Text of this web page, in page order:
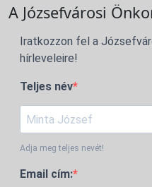
A Józsefvárosi
Iratkozzon fel a
hírleveleire!
Teljes név
Adja meg teljes nevét!
Email cím: